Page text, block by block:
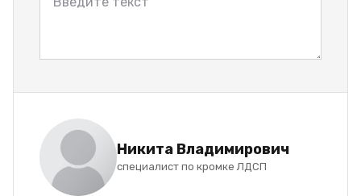
Никита Владимирович
специалист по кромке ЛДСП